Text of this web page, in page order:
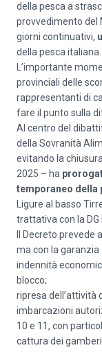
della pesca a
provvedimento del
giorni continuativi,
della pesca italiana.
L’importante
provinciali delle
rappresentanti di
fare il punto sulla
Al centro del
della Sovranità
evitando la
2025 – ha
temporaneo della
Ligure al basso
trattativa con la DG
Il Decreto
ma con la garanzia
indennità
blocco;
ripresa dell’attività
imbarcazioni
10 e 11, con
cattura dei